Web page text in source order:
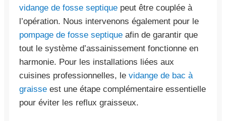
vidange de fosse septique peut être couplée à
l’opération. Nous intervenons également pour le
pompage de fosse septique afin de garantir que
tout le système d’assainissement fonctionne en
harmonie. Pour les installations liées aux
cuisines professionnelles, le vidange de bac à
graisse est une étape complémentaire essentielle
pour éviter les reflux graisseux.